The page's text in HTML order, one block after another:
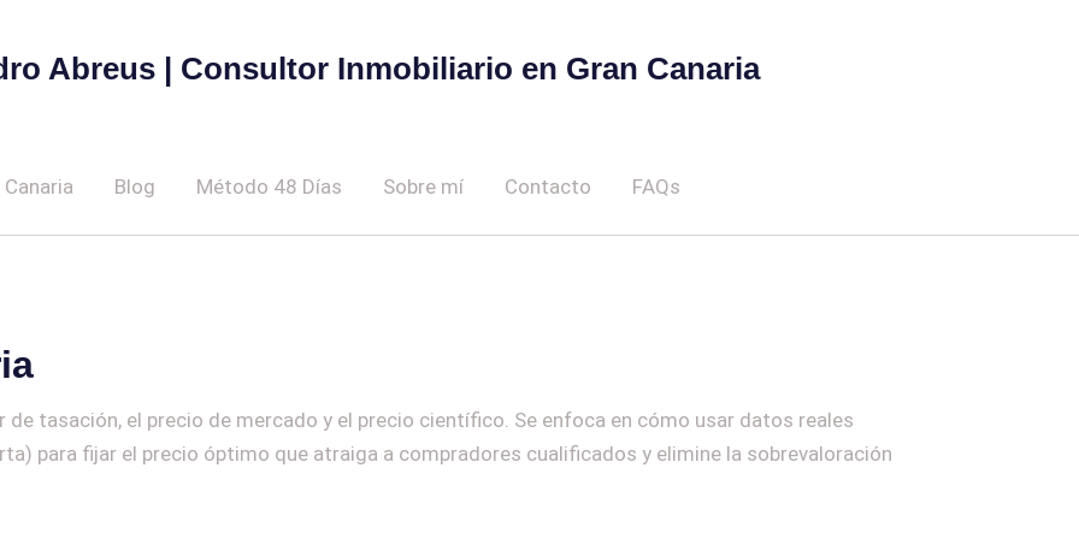
Abreus | Consultor Inmobiliario en Gran Canaria
Blog Método 48 Días Sobre mí Contacto FAQs
tasación, el precio de mercado y el precio científico. Se enfoca en cómo usar datos reales
para fijar el precio óptimo que atraiga a compradores cualificados y elimine la sobrevaloración